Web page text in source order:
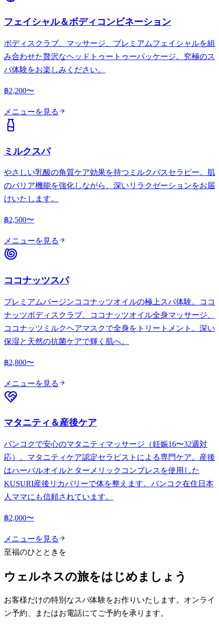
フェイシャル＆ボディコンビネーション
ボディスクラブ、マッサージ、プレミアムフェイシャルを組
み合わせた贅沢なヘッドトゥートゥーパッケージ。究極のス
パ体験をお楽しみください。
฿2,200〜
メニューを見る
ミルクスパ
やさしい乳酸の角質ケア効果を持つミルクバスセラピー。肌
のバリア機能を強化しながら、深いリラクゼーションをお届
けいたします。
฿2,500〜
メニューを見る
ココナッツスパ
プレミアムバージンココナッツオイルの極上スパ体験。ココ
ナッツボディスクラブ、ココナッツオイル全身マッサージ、
ココナッツミルクヘアマスクで全身をトリートメント。深い
保湿と天然の抗菌ケアで輝く肌へ。
฿2,800〜
メニューを見る
マタニティ＆産後ケア
バンコクで安心のマタニティマッサージ（妊娠16〜32週対
応）。マタニティケア認定セラピストによる専門ケア。産後
はハーバルオイルとターメリックコンプレスを使用した
KUSURI産後リカバリーで体を整えます。バンコク在住日本
人ママにも信頼されています。
฿2,000〜
メニューを見る
至福のひとときを
ウェルネスの旅をはじめましょう
お客様だけの特別なスパ体験をお作りいたします。オンライ
ン予約、またはお電話にてご予約を承ります。